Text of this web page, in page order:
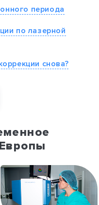
периода
по лазерной
снова?